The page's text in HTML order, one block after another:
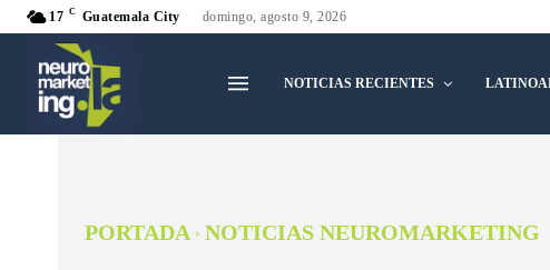
17 C Guatemala City domingo, agosto 9, 2026
NOTICIAS RECIENTES
PORTADA NOTICIAS NEUROMARKETING